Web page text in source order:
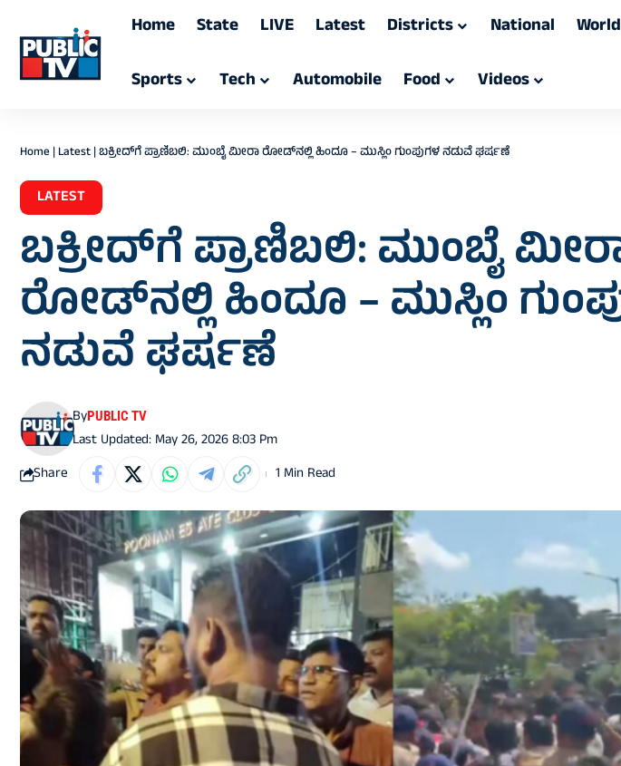
Home State LIVE Latest Districts National World
Sports
Tech Automobile Food Videos
Home |Latest|ಬಕ್ರೀದ್‌ಗೆ ಪ್ರಾಣಿಬಲಿ: ಮುಂಬೈ ಮೀರಾ ರೋಡ್‌ನಲ್ಲಿ ಹಿಂದೂ – ಮುಸ್ಲಿಂ ಗುಂಪುಗಳ ನಡುವೆ ಘರ್ಷಣೆ
LATEST
ಬಕ್ರೀದ್‌ಗೆ ಪ್ರಾಣಿಬಲಿ: ಮುಂಬೈ
ರೋಡ್‌ನಲ್ಲಿ ಹಿಂದೂ – ಮುಸ್ಲಿಂ
ನಡುವೆ ಘರ್ಷಣೆ
Last Updated: May 26, 2026 8:03 Pm
ByPUBLIC TV
Share 1 Min Read